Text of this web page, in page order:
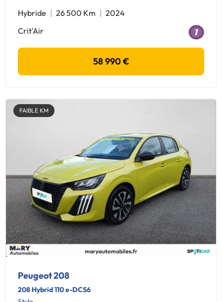
Hybride 26 500 Km
2024
Crit'Air
58 990 €
FAIBLE KM
Peugeot 208
208 Hybrid 110 e-DCS6